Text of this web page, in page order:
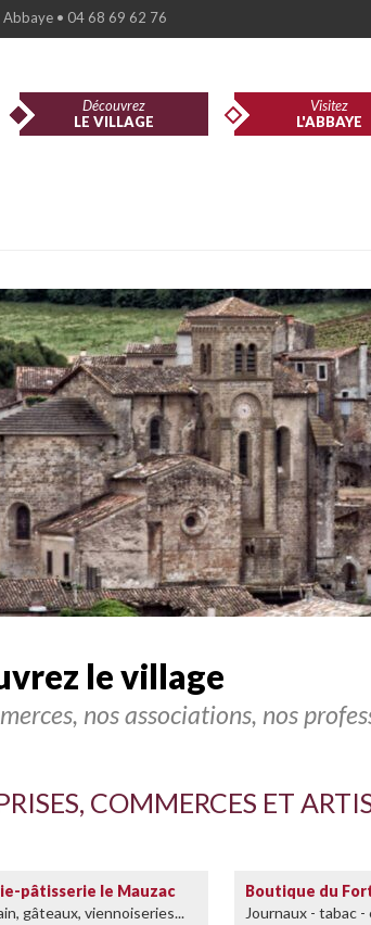
Abbaye • 04 68 69 62 76
Découvrez
LE VILLAGE
Visitez
L'ABBAYE
le village
nos associations, nos
COMMERCES ET
pâtisserie le Mauzac
gâteaux, viennoiseries...
Boutique du
Journaux - tabac